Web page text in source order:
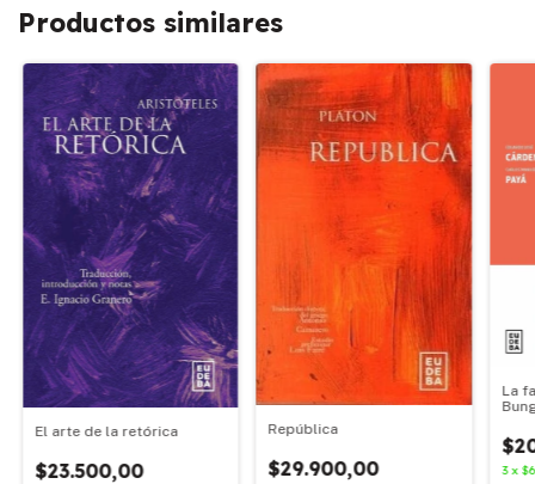
Productos similares
El arte de la retórica
$23.500,00
República
$29.900,00
La
3 x